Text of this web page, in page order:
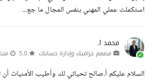
استكملت عملي المهني بنفس المجال ما جع...
محمد ا.
مصمم جرافيك وإدارة حسابات
السلام عليكم أ.صالح تحياتي لك وأطيب الأمنيات